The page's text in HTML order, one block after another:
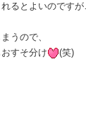
れるとよいのです
うので、
すそ分け
(笑)